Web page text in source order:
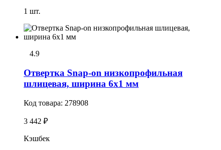
1 шт.
4.9
Отвертка Snap-on низкопрофильная
шлицевая, ширина 6х1 мм
Код товара: 278908
3 442 ₽
Кэшбек